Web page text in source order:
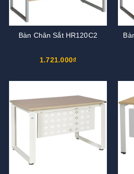
Bàn Chân Sắt HR120C2
1.721.000₫